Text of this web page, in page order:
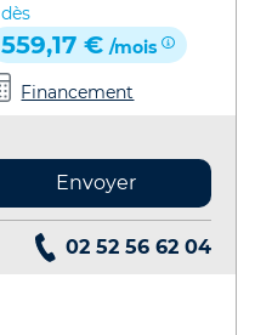
dès
559,17 € /mois
Financement
Envoyer
02 52 56 62 04